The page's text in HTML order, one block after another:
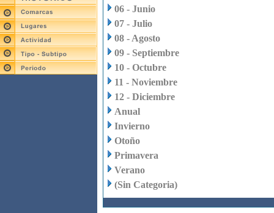
06 - Junio
07 - Julio
08 - Agosto
09 - Septiembre
10 - Octubre
11 - Noviembre
12 - Diciembre
Anual
Invierno
Otoño
Primavera
Verano
(Sin Categoria)